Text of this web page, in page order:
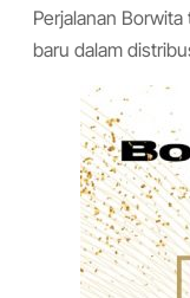
Perjalanan
baru dalam